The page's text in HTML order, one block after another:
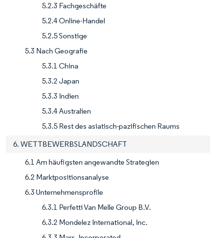
5.2.3 Fachgeschäfte
5.2.4 Online-Handel
5.2.5 Sonstige
5.3 Nach Geografie
5.3.1 China
5.3.2 Japan
5.3.3 Indien
5.3.4 Australien
5.3.5 Rest des asiatisch-pazifischen Raums
6. WETTBEWERBSLANDSCHAFT
6.1 Am häufigsten angewandte Strategien
6.2 Marktpositionsanalyse
6.3 Unternehmensprofile
6.3.1 Perfetti Van Melle Group B.V.
6.3.2 Mondelez International, Inc.